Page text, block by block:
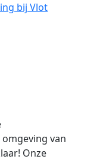
bij Vlot
van
Onze